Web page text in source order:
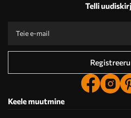
Telli
Registreeru
Keele muutmine